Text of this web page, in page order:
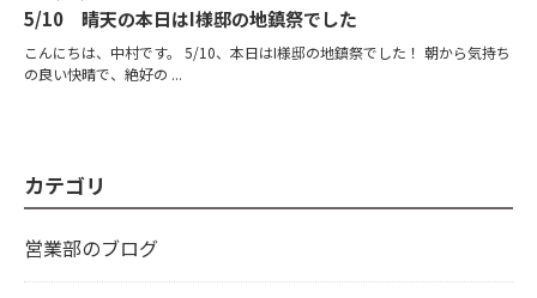
5/10 晴天の本日はI様邸の地鎮祭でした
こんにちは、中村です。 5/10、本日はI様邸の地鎮祭でした！ 朝から気持ち
の良い快晴で、絶好の ...
カテゴリ
営業部のブログ